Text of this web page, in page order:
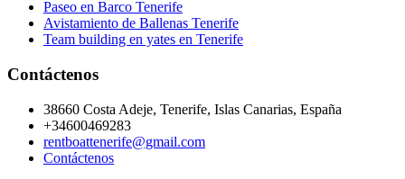
Paseo en Barco Tenerife
Avistamiento de Ballenas Tenerife
Team building en yates en Tenerife
Contáctenos
38660 Costa Adeje, Tenerife, Islas Canarias, España
+34600469283
rentboattenerife@gmail.com
Contáctenos